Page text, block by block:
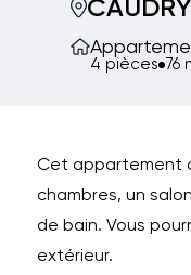
CAUDRY
4 pièces 76
Cet appartement
chambres, un
de bain. Vous
extérieur.